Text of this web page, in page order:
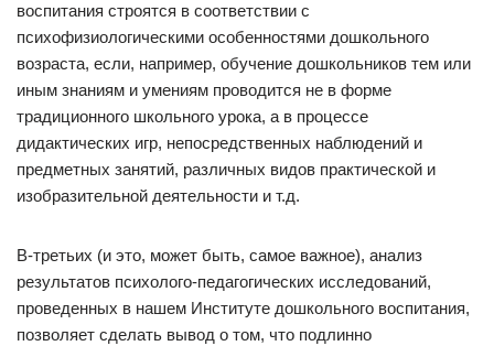
воспитания строятся в соответствии с
психофизиологическими особенностями дошкольного
возраста, если, например, обучение дошкольников тем или
иным знаниям и умениям проводится не в форме
традиционного школьного урока, а в процессе
дидактических игр, непосредственных наблюдений и
предметных занятий, различных видов практической и
изобразительной деятельности и т.д.
В-третьих (и это, может быть, самое важное), анализ
результатов психолого-педагогических исследований,
проведенных в нашем Институте дошкольного воспитания,
позволяет сделать вывод о том, что подлинно